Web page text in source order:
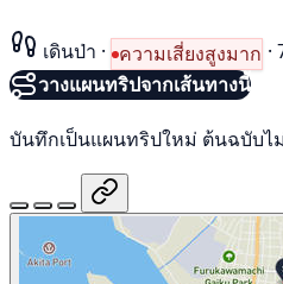
เดินป่า · ความเสี่ยงสูงมาก ·
วางแผนทริปจากเส้นทางนี้
บันทึกเป็นแผนทริปใหม่ ต้นฉบับไ